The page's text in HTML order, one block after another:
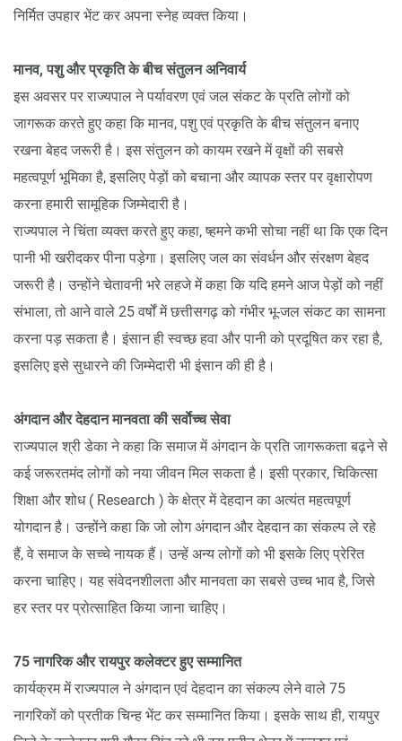
निर्मित उपहार भेंट कर अपना स्नेह व्यक्त किया।
मानव, पशु और प्रकृति के बीच संतुलन अनिवार्य
इस अवसर पर राज्यपाल ने पर्यावरण एवं जल संकट के प्रति लोगों को
जागरूक करते हुए कहा कि मानव, पशु एवं प्रकृति के बीच संतुलन बनाए
रखना बेहद जरूरी है। इस संतुलन को कायम रखने में वृक्षों की सबसे
महत्वपूर्ण भूमिका है, इसलिए पेड़ों को बचाना और व्यापक स्तर पर वृक्षारोपण
करना हमारी सामूहिक जिम्मेदारी है।
राज्यपाल ने चिंता व्यक्त करते हुए कहा, ष्हमने कभी सोचा नहीं था कि एक दिन
पानी भी खरीदकर पीना पड़ेगा। इसलिए जल का संवर्धन और संरक्षण बेहद
जरूरी है। उन्होंने चेतावनी भरे लहजे में कहा कि यदि हमने आज पेड़ों को नहीं
संभाला, तो आने वाले 25 वर्षों में छत्तीसगढ़ को गंभीर भू-जल संकट का सामना
करना पड़ सकता है। इंसान ही स्वच्छ हवा और पानी को प्रदूषित कर रहा है,
इसलिए इसे सुधारने की जिम्मेदारी भी इंसान की ही है।
अंगदान और देहदान मानवता की सर्वाेच्च सेवा
राज्यपाल श्री डेका ने कहा कि समाज में अंगदान के प्रति जागरूकता बढ़ने से
कई जरूरतमंद लोगों को नया जीवन मिल सकता है। इसी प्रकार, चिकित्सा
शिक्षा और शोध ( Research ) के क्षेत्र में देहदान का अत्यंत महत्वपूर्ण
योगदान है। उन्होंने कहा कि जो लोग अंगदान और देहदान का संकल्प ले रहे
हैं, वे समाज के सच्चे नायक हैं। उन्हें अन्य लोगों को भी इसके लिए प्रेरित
करना चाहिए। यह संवेदनशीलता और मानवता का सबसे उच्च भाव है, जिसे
हर स्तर पर प्रोत्साहित किया जाना चाहिए।
75 नागरिक और रायपुर कलेक्टर हुए सम्मानित
कार्यक्रम में राज्यपाल ने अंगदान एवं देहदान का संकल्प लेने वाले 75
नागरिकों को प्रतीक चिन्ह भेंट कर सम्मानित किया। इसके साथ ही, रायपुर